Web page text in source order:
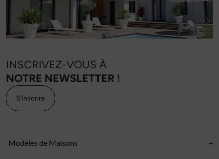
INSCRIVEZ-VOUS À
NOTRE NEWSLETTER !
S'inscrire
Modèles de Maisons